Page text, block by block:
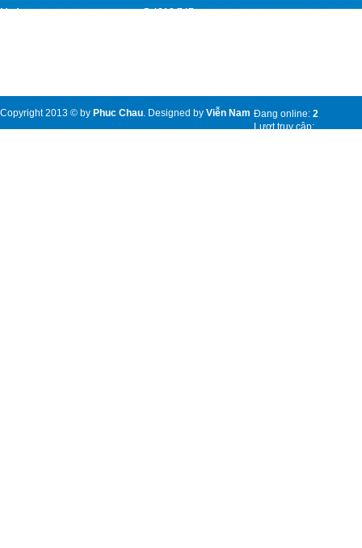
Mr. An
5.4313.747
Copyright 2013 © by Phuc Chau. Designed by Viễn Nam Đang online: 2
Lượt truy cập: